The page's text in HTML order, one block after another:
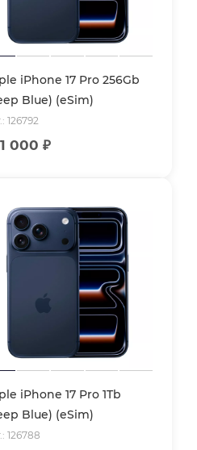
iPhone 17 Pro 256Gb
Blue) (eSim)
126792
000 ₽
iPhone 17 Pro 1Tb
Blue) (eSim)
126788